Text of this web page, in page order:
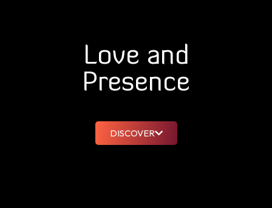
Love and
Presence
DISCOVER